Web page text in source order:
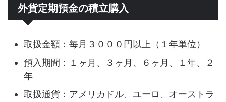
外貨定期預金の積立購入
取扱金額：毎月３０００円以上（１年単位）
預入期間：１ヶ月、３ヶ月、６ヶ月、１年、２
年
取扱通貨：アメリカドル、ユーロ、オーストラ